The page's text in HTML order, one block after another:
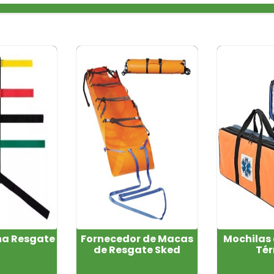
Resgate Fornecedor de Macas
de Resgate Sked
Mochilas